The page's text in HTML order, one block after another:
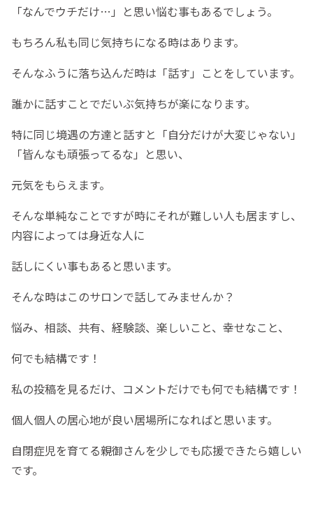
「なんでウチだけ…」と思い悩む事もあるでしょう。
もちろん私も同じ気持ちになる時はあります。
そんなふうに落ち込んだ時は「話す」ことをしています。
誰かに話すことでだいぶ気持ちが楽になります。
特に同じ境遇の方達と話すと「自分だけが大変じゃない」
「皆んなも頑張ってるな」と思い、
元気をもらえます。
そんな単純なことですが時にそれが難しい人も居ますし、
内容によっては身近な人に
話しにくい事もあると思います。
そんな時はこのサロンで話してみませんか？
悩み、相談、共有、経験談、楽しいこと、幸せなこと、
何でも結構です！
私の投稿を見るだけ、コメントだけでも何でも結構です！
個人個人の居心地が良い居場所になればと思います。
自閉症児を育てる親御さんを少しでも応援できたら嬉しい
です。